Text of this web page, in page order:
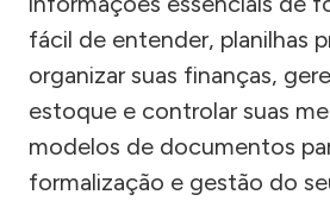
fácil de entender, planilhas
organizar suas finanças,
estoque e controlar suas
modelos de documentos
formalização e gestão do